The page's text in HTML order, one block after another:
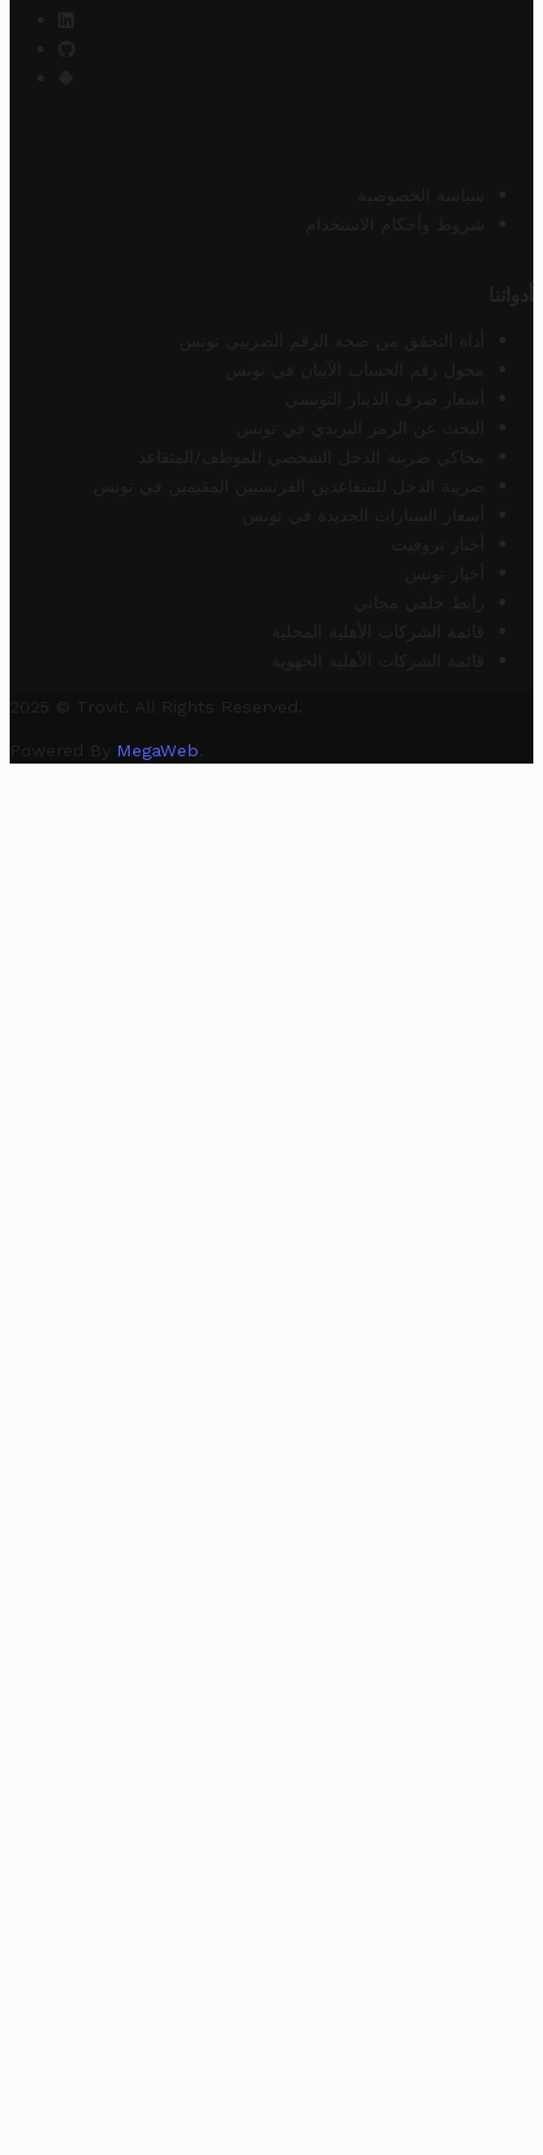
سياسة الخصوصية
شروط وأحكام الاستخدام
أدواتنا
أداة التحقق من صحة الرقم الضريبي تونس
محول رقم الحساب الآيبان في تونس
أسعار صرف الدينار التونسي
البحث عن الرمز البريدي في تونس
محاكي ضريبة الدخل الشخصي للموظف/المتقاعد
ضريبة الدخل للمتقاعدين الفرنسيين المقيمين في تونس
أسعار السيارات الجديدة في تونس
أخبار تروفيت
أخبار تونس
رابط خلفي مجاني
قائمة الشركات الأهلية المحلية
قائمة الشركات الأهلية الجهوية
2025 © Trovit. All Rights Reserved.
Powered By MegaWeb